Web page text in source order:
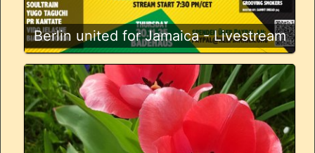
Berlin united for Jamaica - Livestream